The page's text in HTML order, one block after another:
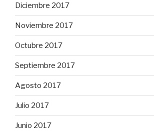
Diciembre 2017
Noviembre 2017
Octubre 2017
Septiembre 2017
Agosto 2017
Julio 2017
Junio 2017